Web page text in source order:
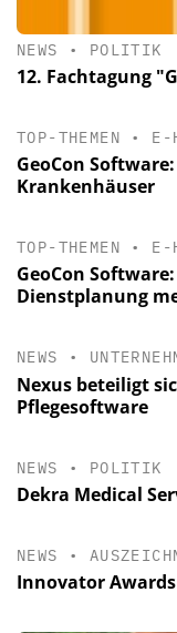
NEWS • POLITIK
12. Fachtagung
TOP-THEMEN • E-
GeoCon
Krankenhäuser
TOP-THEMEN • E-
GeoCon
Dienstplanung
NEWS •
Nexus beteiligt
Pflegesoftware
NEWS • POLITIK
Dekra Medical
NEWS •
Innovator